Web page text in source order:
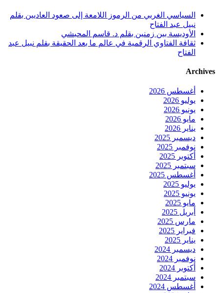
السياسي الغربي من الرموز اللامعة إلى صعود العاديين بقلم
نبيل عبد الفتاح
الأوديسة بين زمنين بقلم د. قاسم المحبشي
ثقافة الفتاوي الرقمية في عالم ما بعد الحقيقة بقلم نبيل عبد
الفتاح
Archives
أغسطس 2026
يوليو 2026
يونيو 2026
مايو 2026
يناير 2026
ديسمبر 2025
نوفمبر 2025
أكتوبر 2025
سبتمبر 2025
أغسطس 2025
يوليو 2025
يونيو 2025
مايو 2025
أبريل 2025
مارس 2025
فبراير 2025
يناير 2025
ديسمبر 2024
نوفمبر 2024
أكتوبر 2024
سبتمبر 2024
أغسطس 2024